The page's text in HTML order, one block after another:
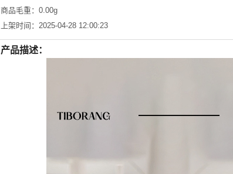
商品毛重： 0.00g
上架时间：2025-04-28 12:00:23
产品描述：